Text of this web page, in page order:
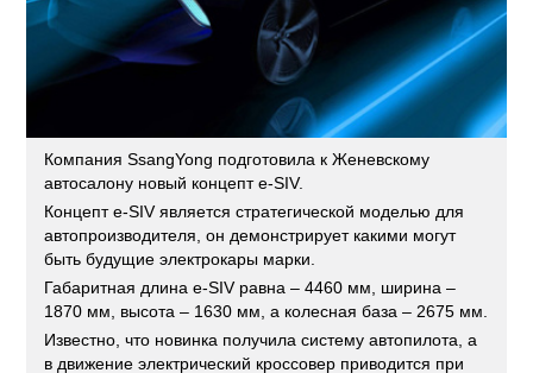
Компания SsangYong подготовила к Женевскому
автосалону новый концепт e-SIV.
Концепт e-SIV является стратегической моделью для
автопроизводителя, он демонстрирует какими могут
быть будущие электрокары марки.
Габаритная длина e-SIV равна – 4460 мм, ширина –
1870 мм, высота – 1630 мм, а колесная база – 2675 мм.
Известно, что новинка получила систему автопилота, а
в движение электрический кроссовер приводится при